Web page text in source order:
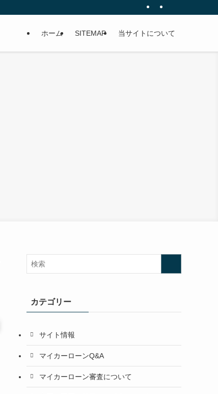
ホーム SITEMAP 当サイトについて
カテゴリー
サイト情報
マイカーローンQ&A
マイカーローン審査について